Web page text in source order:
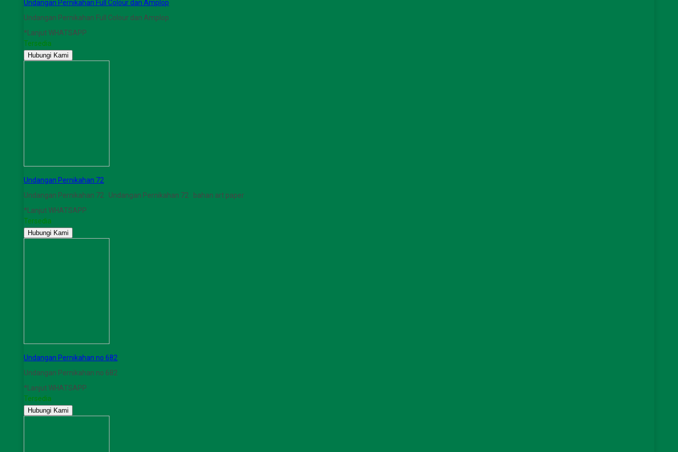
Undangan Pernikahan Full Colour dan Amplop
Undangan Pernikahan Full Colour dan Amplop
*Lanjut WHATSAPP
Tersedia
Hubungi Kami
Undangan Pernikahan 72
Undangan Pernikahan 72 Undangan Pernikahan 72 bahan art paper
*Lanjut WHATSAPP
Tersedia
Hubungi Kami
Undangan Pernikahan no 682
Undangan Pernikahan no 682
*Lanjut WHATSAPP
Tersedia
Hubungi Kami